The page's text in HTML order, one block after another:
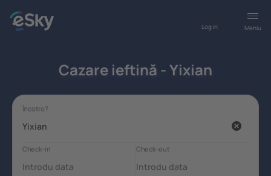
Meniu
Log in
Cazare ieftină - Yixian